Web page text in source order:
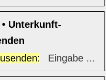
Unterkunft-
Eingabe ...